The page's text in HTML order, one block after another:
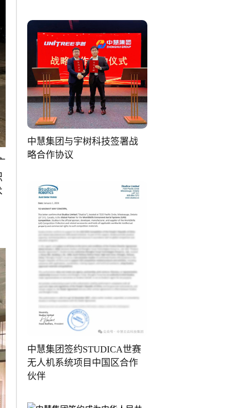
中慧集团与宇树科技签署战
略合作协议
中慧集团签约STUDICA世赛
无人机系统项目中国区合作
伙伴